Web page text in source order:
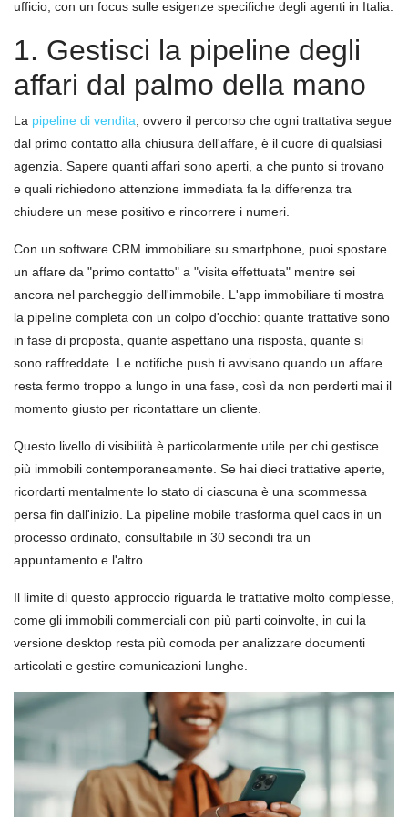
ufficio, con un focus sulle esigenze specifiche degli agenti in Italia.
1. Gestisci la pipeline degli
affari dal palmo della mano
La pipeline di vendita , ovvero il percorso che ogni trattativa segue
dal primo contatto alla chiusura dell'affare, è il cuore di qualsiasi
agenzia. Sapere quanti affari sono aperti, a che punto si trovano
e quali richiedono attenzione immediata fa la differenza tra
chiudere un mese positivo e rincorrere i numeri.
Con un software CRM immobiliare su smartphone, puoi spostare
un affare da "primo contatto" a "visita effettuata" mentre sei
ancora nel parcheggio dell'immobile. L'app immobiliare ti mostra
la pipeline completa con un colpo d'occhio: quante trattative sono
in fase di proposta, quante aspettano una risposta, quante si
sono raffreddate. Le notifiche push ti avvisano quando un affare
resta fermo troppo a lungo in una fase, così da non perderti mai il
momento giusto per ricontattare un cliente.
Questo livello di visibilità è particolarmente utile per chi gestisce
più immobili contemporaneamente. Se hai dieci trattative aperte,
ricordarti mentalmente lo stato di ciascuna è una scommessa
persa fin dall'inizio. La pipeline mobile trasforma quel caos in un
processo ordinato, consultabile in 30 secondi tra un
appuntamento e l'altro.
Il limite di questo approccio riguarda le trattative molto complesse,
come gli immobili commerciali con più parti coinvolte, in cui la
versione desktop resta più comoda per analizzare documenti
articolati e gestire comunicazioni lunghe.